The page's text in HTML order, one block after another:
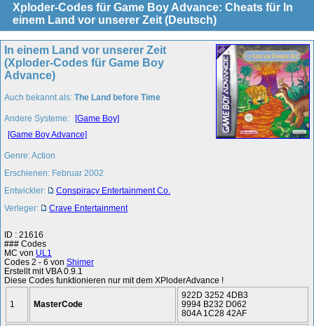
Xploder-Codes für Game Boy Advance: Cheats für In
einem Land vor unserer Zeit (Deutsch)
In einem Land vor unserer Zeit
(Xploder-Codes für Game Boy
Advance)
Auch bekannt als: The Land before Time
Andere Systeme: [Game Boy]
[Game Boy Advance]
Genre: Action
Erschienen: Februar 2002
Entwickler:
Conspiracy Entertainment Co.
Verleger:
Crave Entertainment
ID : 21616
### Codes
MC von UL1
Codes 2 - 6 von Shimer
Erstellt mit VBA 0.9.1
Diese Codes funktionieren nur mit dem XPloderAdvance !
1 MasterCode
922D 3252 4DB3
9994 B232 D062
804A 1C28 42AF